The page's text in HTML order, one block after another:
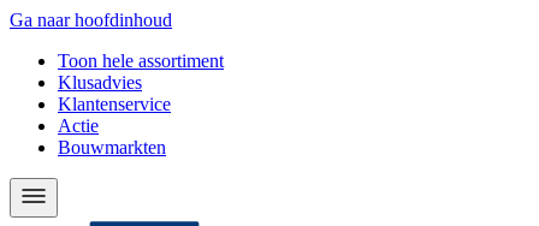
Ga naar hoofdinhoud
Toon hele assortiment
Klusadvies
Klantenservice
Actie
Bouwmarkten